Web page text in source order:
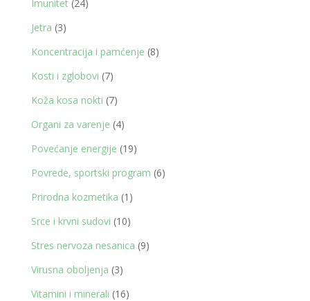
Imunitet 24
Jetra 33
proizvoda
Koncentracija i pamćenje 88
Kosti i zglobovi 77
proizvoda
Koža kosa nokti 77
proizvoda
Organi za varenje 44
proizvoda
Povećanje energije 1919
proizvoda
Povrede, sportski program 66
Prirodna kozmetika 1 1
proizvod
Srce i krvni sudovi 1010
proizvoda
Stres nervoza nesanica 99
Virusna oboljenja 33
proizvoda
Vitamini i minerali 1616